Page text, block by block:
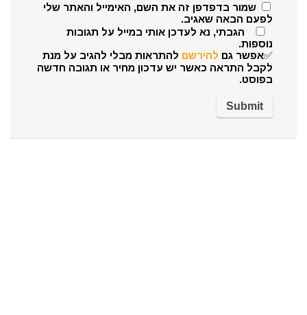
שמור בדפדפן זה את השם, האימייל והאתר שלי
לפעם הבאה שאגיב.
הגבתי, נא לעדכן אותי במייל על תגובות
נוספות.
✅אפשר גם להירשם להתראות מבלי להגיב על מנת
לקבל התראה כאשר יש עדכון מחיר או תגובה חדשה
בפוסט.